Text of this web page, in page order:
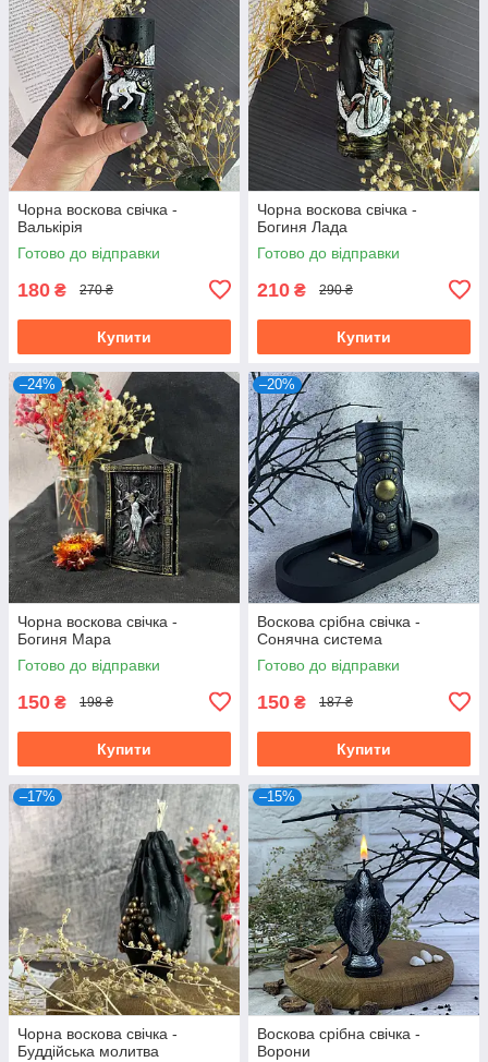
Чорна воскова свічка -
Валькірія
Готово до відправки
180 ₴ 270 ₴
Купити
Чорна воскова свічка -
Богиня Лада
Готово до відправки
210 ₴ 290 ₴
Купити
–24%
Чорна воскова свічка -
Богиня Мара
Готово до відправки
150 ₴ 198 ₴
Купити
–20%
Воскова срібна свічка -
Сонячна система
Готово до відправки
150 ₴ 187 ₴
Купити
–17%
Чорна воскова свічка -
Буддійська молитва
–15%
Воскова срібна свічка -
Ворони